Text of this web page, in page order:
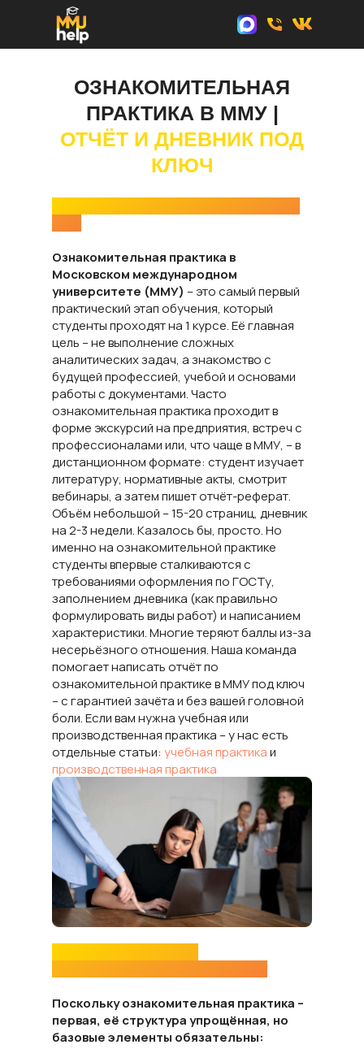
ОЗНАКОМИТЕЛЬНАЯ
ПРАКТИКА В ММУ |
ОТЧЁТ И ДНЕВНИК ПОД
КЛЮЧ
Поскольку ознакомительная практика –
первая, её структура упрощённая, но
базовые элементы обязательны:
Ознакомительная практика в
Московском международном
университете (ММУ) – это самый первый
практический этап обучения, который
студенты проходят на 1 курсе. Её главная
цель – не выполнение сложных
аналитических задач, а знакомство с
будущей профессией, учебой и основами
работы с документами. Часто
ознакомительная практика проходит в
форме экскурсий на предприятия, встреч с
профессионалами или, что чаще в ММУ, – в
дистанционном формате: студент изучает
литературу, нормативные акты, смотрит
вебинары, а затем пишет отчёт-реферат.
Объём небольшой – 15-20 страниц, дневник
на 2-3 недели. Казалось бы, просто. Но
именно на ознакомительной практике
студенты впервые сталкиваются с
требованиями оформления по ГОСТу,
заполнением дневника (как правильно
формулировать виды работ) и написанием
характеристики. Многие теряют баллы из-за
несерьёзного отношения. Наша команда
помогает написать отчёт по
ознакомительной практике в ММУ под ключ
– с гарантией зачёта и без вашей головной
боли. Если вам нужна учебная или
производственная практика – у нас есть
отдельные статьи: учебная практикаи
производственная практика